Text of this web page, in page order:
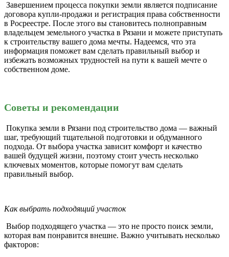
Завершением процесса покупки земли является подписание
договора купли-продажи и регистрация права собственности
в Росреестре. После этого вы становитесь полноправным
владельцем земельного участка в Рязани и можете приступать
к строительству вашего дома мечты. Надеемся, что эта
информация поможет вам сделать правильный выбор и
избежать возможных трудностей на пути к вашей мечте о
собственном доме.
Советы и рекомендации
Покупка земли в Рязани под строительство дома — важный
шаг, требующий тщательной подготовки и обдуманного
подхода. От выбора участка зависит комфорт и качество
вашей будущей жизни, поэтому стоит учесть несколько
ключевых моментов, которые помогут вам сделать
правильный выбор.
Как выбрать подходящий участок
Выбор подходящего участка — это не просто поиск земли,
которая вам понравится внешне. Важно учитывать несколько
факторов: